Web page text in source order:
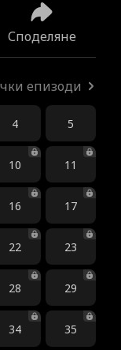
Споделяне
епизоди
4 5
10 11
16 17
22 23
28 29
34 35